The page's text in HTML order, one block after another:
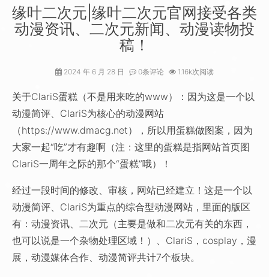
缘叶二次元|缘叶二次元官网接受各类
动漫资讯、二次元新闻、动漫读物投
稿！
2024 年 6 月 28 日 0条评论 1.16k次阅读
关于ClariS蛋糕（不是用来吃的www）：因为这是一个以
动漫简评、ClariS为核心的动漫网站
（https://www.dmacg.net），所以用蛋糕做图案，因为
大家一起“吃”才有趣啊（注：这里的蛋糕是指网站首页图
ClariS一周年之际的那个“蛋糕”哦）！
经过一段时间的修改、审核，网站已经建立！这是一个以
动漫简评、ClariS为重点的综合型动漫网站，里面的版区
有：动漫资讯、二次元（主要是做和二次元有关的东西，
也可以说是一个杂物处理区域！）、ClariS，cosplay，漫
展，动漫媒体合作、动漫简评共计7个板块。